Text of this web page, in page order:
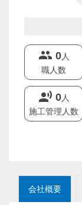
groups
0人
職人数
record_voice_over 0人
施工管理人数
会社概要